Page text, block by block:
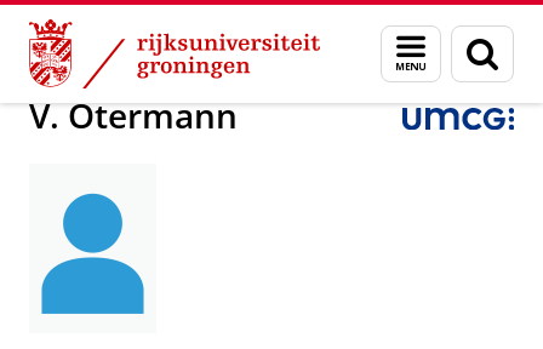
Skip
Content
Skip
Navigation
Menu
en
zoeken
Over ons V. Otermann
V. Otermann